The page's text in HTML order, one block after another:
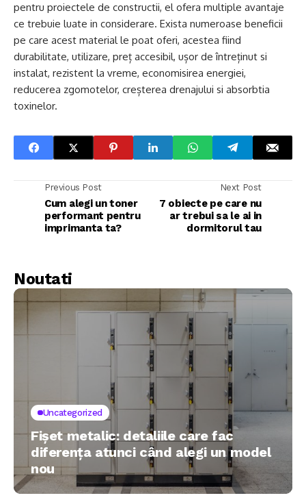
pentru proiectele de constructii, el ofera multiple avantaje
ce trebuie luate in considerare. Exista numeroase beneficii
pe care acest material le poat oferi, acestea fiind
durabilitate, utilizare, preț accesibil, ușor de întreținut si
instalat, rezistent la vreme, economisirea energiei,
reducerea zgomotelor, creșterea drenajului si absorbtia
toxinelor.
Previous Post
Cum alegi un toner
performant pentru
imprimanta ta?
Next Post
7 obiecte pe care nu
ar trebui sa le ai in
dormitorul tau
Noutati
Uncategorized
Fișet metalic: detaliile care fac
diferența atunci când alegi un model
nou